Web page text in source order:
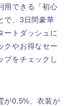
用できる「初心
で、3日間豪華
ートダッシュに
クやお得なセー
プをチェックし
が0.5%、衣装が